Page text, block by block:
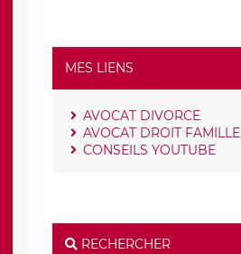
MES LIENS
AVOCAT DIVORCE
AVOCAT DROIT FAMILLE
CONSEILS YOUTUBE
RECHERCHER